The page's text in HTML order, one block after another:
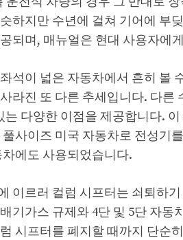
하지만 수년에 걸쳐 기어에 부
되며, 매뉴얼은 현대 사용자에
석이 넓은 자동차에서 흔히 볼
라진 또 다른 추세입니다. 다
는 다양한 이점을 제공합니다.
사이즈 미국 자동차로 전성기
에도 사용되었습니다.
이르러 컬럼 시프터는 쇠퇴하
기가스 규제와 4단 및 5단 자
시프터를 폐지할 때까지 단순